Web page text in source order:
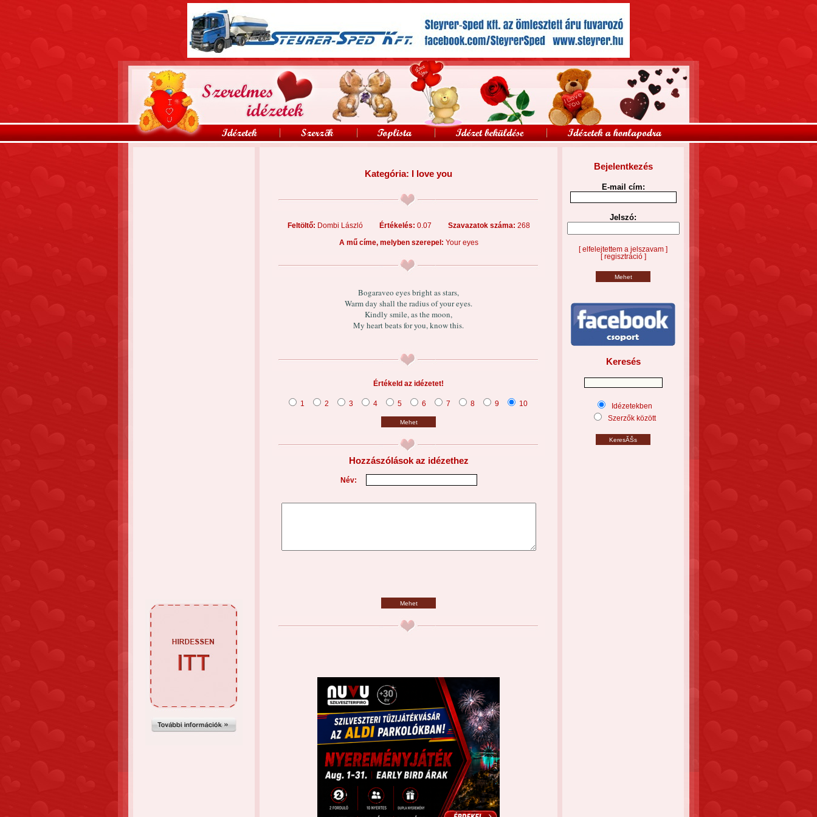
Kategória: I love you
Feltöltő: Dombi László Értékelés: 0.07 Szavazatok száma: 268
A mű címe, melyben szerepel: Your eyes
Bogaraveo eyes bright as stars,
Warm day shall the radius of your eyes.
Kindly smile, as the moon,
My heart beats for you, know this.
Értékeld az idézetet!
1 2 3 4 5 6 7 8 9 10
Mehet
Hozzászólások az idézethez
Név:
Mehet
Bejelentkezés
E-mail cím:
Jelszó:
[ elfelejtettem a jelszavam ]
[ regisztráció ]
Keresés
Idézetekben
Szerzők között